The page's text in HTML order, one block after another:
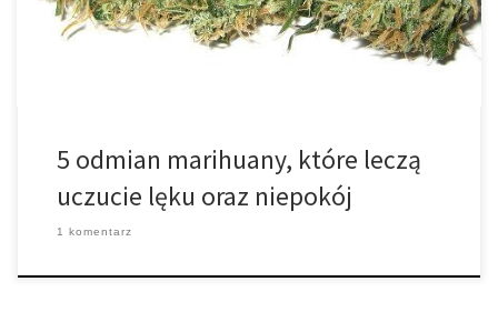
[…]
5 odmian marihuany, które leczą
uczucie lęku oraz niepokój
1 komentarz